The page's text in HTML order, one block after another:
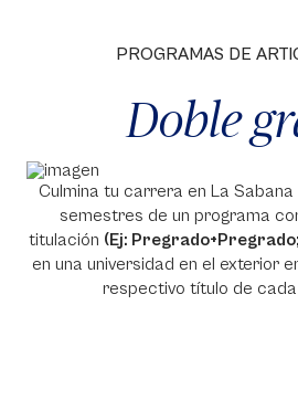
PROGRAMAS DE
Doble
Culmina tu carrera en La
semestres de un programa
titulación (Ej:
en una universidad en el exterior
respectivo título de cada